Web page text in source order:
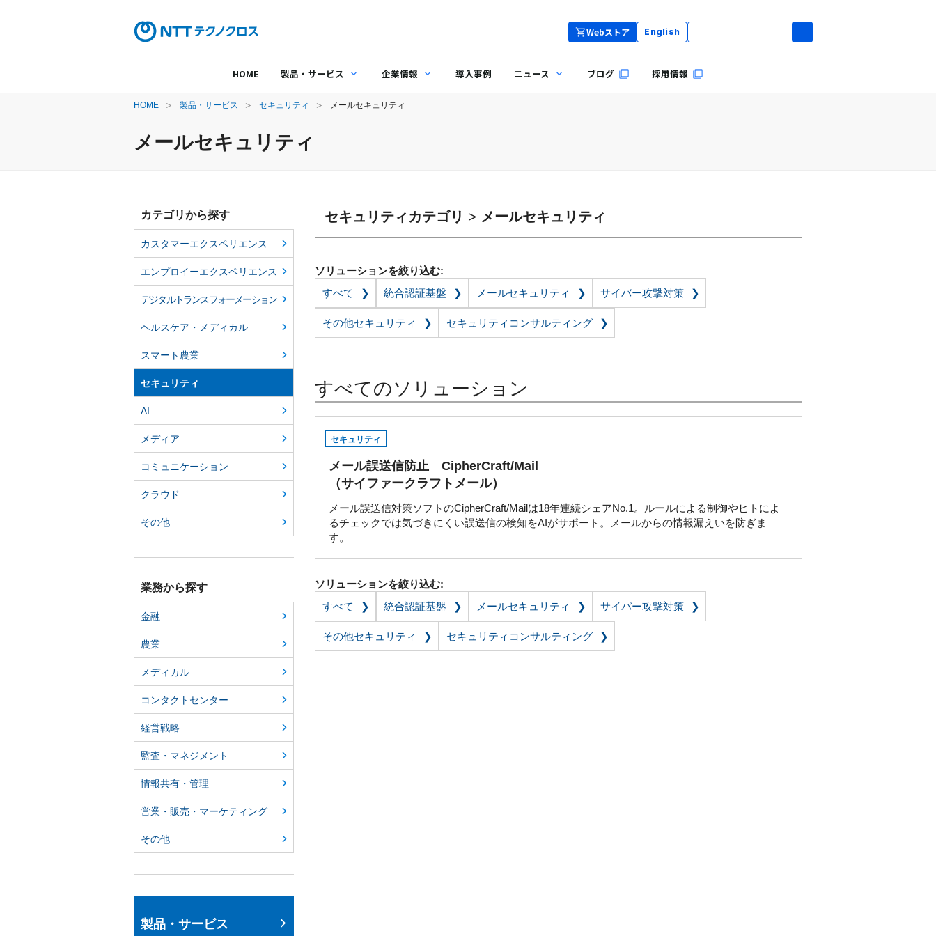
Webストア English
HOME 製品・サービス 企業情報 導入事例 ニュース ブログ 採用情報
HOME 製品・サービス セキュリティ メールセキュリティ
メールセキュリティ
セキュリティカテゴリ > メールセキュリティ
ソリューションを絞り込む:
すべて
統合認証基盤 メールセキュリティ サイバー攻撃対策
その他セキュリティ セキュリティコンサルティング
すべてのソリューション
セキュリティ
メール誤送信防止 CipherCraft/Mail
（サイファークラフトメール）
メール誤送信対策ソフトのCipherCraft/Mailは18年連続シェアNo.1。ルールによる制御やヒトによ
るチェックでは気づきにくい誤送信の検知をAIがサポート。メールからの情報漏えいを防ぎま
す。
ソリューションを絞り込む:
すべて
統合認証基盤 メールセキュリティ サイバー攻撃対策
その他セキュリティ セキュリティコンサルティング
カテゴリから探す
カスタマーエクスペリエンス
エンプロイーエクスペリエンス
デジタルトランスフォーメーション
ヘルスケア・メディカル
スマート農業
セキュリティ
AI
メディア
コミュニケーション
クラウド
その他
業務から探す
金融
農業
メディカル
コンタクトセンター
経営戦略
監査・マネジメント
情報共有・管理
営業・販売・マーケティング
その他
製品・サービス